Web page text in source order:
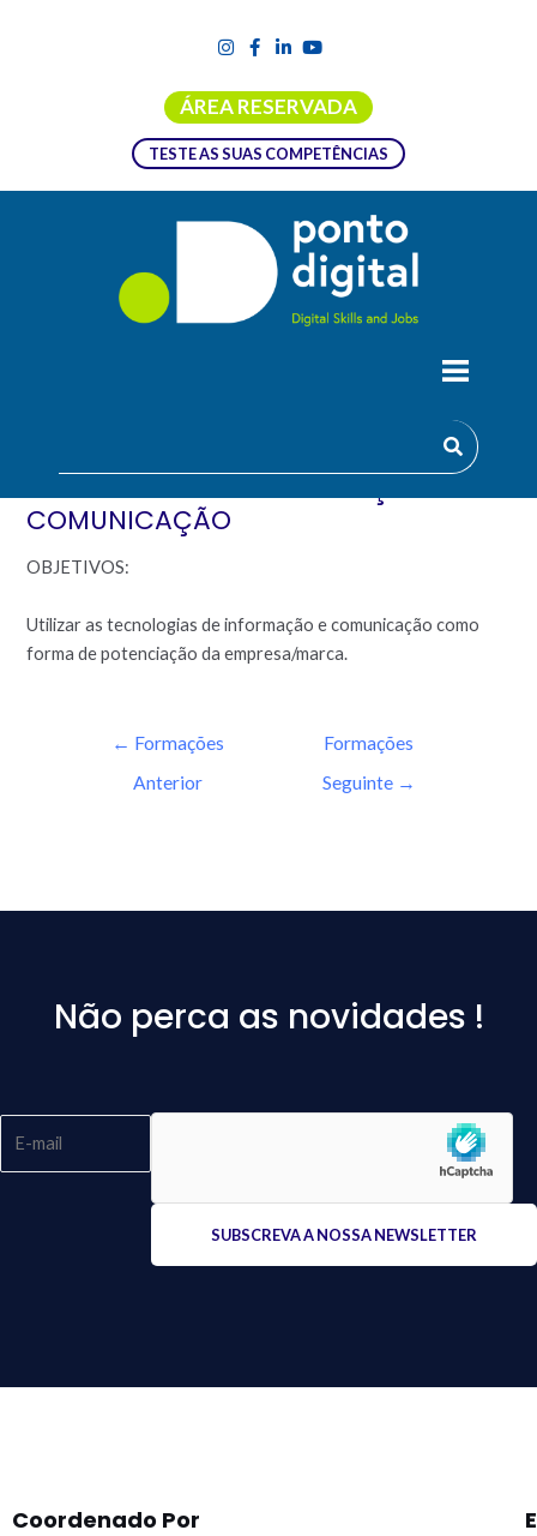
ÁREA RESERVADA
TESTE AS SUAS COMPETÊNCIAS
TECNOLOGIAS DE INFORMAÇÃO E
COMUNICAÇÃO
OBJETIVOS:
Utilizar as tecnologias de informação e comunicação como
forma de potenciação da empresa/marca.
← Formações
Anterior
Formações
Seguinte →
Não perca as novidades !
Coordenado Por